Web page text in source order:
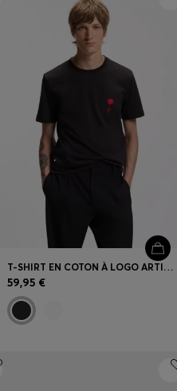
T-SHIRT EN COTON À LOGO ARTISTIQUE
59,95 €